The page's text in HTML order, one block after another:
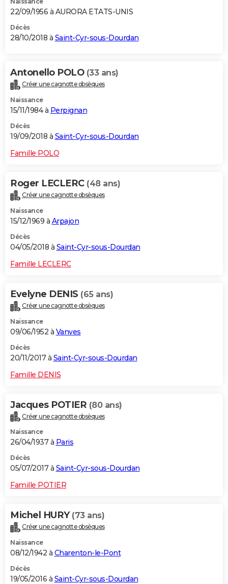
22/09/1956 à AURORA ETATS-UNIS
Décès
28/10/2018 à Saint-Cyr-sous-Dourdan
Antonello POLO (33 ans)
Créer une cagnotte obsèques
Naissance
15/11/1984 à Perpignan
Décès
19/09/2018 à Saint-Cyr-sous-Dourdan
Famille POLO
Roger LECLERC (48 ans)
Créer une cagnotte obsèques
Naissance
15/12/1969 à Arpajon
Décès
04/05/2018 à Saint-Cyr-sous-Dourdan
Famille LECLERC
Evelyne DENIS (65 ans)
Créer une cagnotte obsèques
Naissance
09/06/1952 à Vanves
Décès
20/11/2017 à Saint-Cyr-sous-Dourdan
Famille DENIS
Jacques POTIER (80 ans)
Créer une cagnotte obsèques
Naissance
26/04/1937 à Paris
Décès
05/07/2017 à Saint-Cyr-sous-Dourdan
Famille POTIER
Michel HURY (73 ans)
Créer une cagnotte obsèques
Naissance
08/12/1942 à Charenton-le-Pont
Décès
19/05/2016 à Saint-Cyr-sous-Dourdan